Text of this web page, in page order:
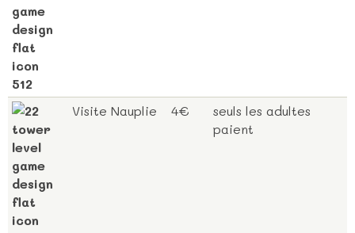
Visite Nauplie 4€
seuls les adultes
paient